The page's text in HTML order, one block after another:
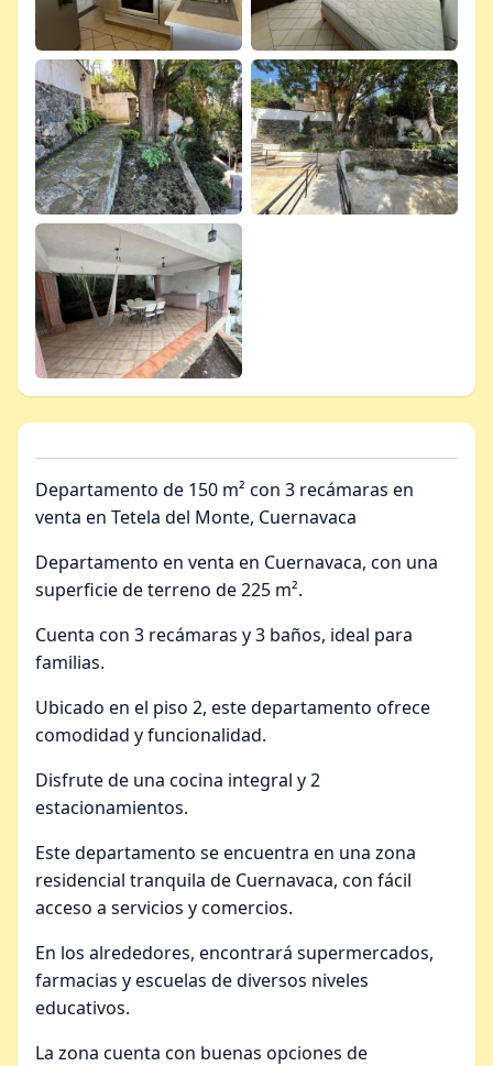
Departamento de 150 m² con 3 recámaras en
venta en Tetela del Monte, Cuernavaca
Departamento en venta en Cuernavaca, con una
superficie de terreno de 225 m².
Cuenta con 3 recámaras y 3 baños, ideal para
familias.
Ubicado en el piso 2, este departamento ofrece
comodidad y funcionalidad.
Disfrute de una cocina integral y 2
estacionamientos.
Este departamento se encuentra en una zona
residencial tranquila de Cuernavaca, con fácil
acceso a servicios y comercios.
En los alrededores, encontrará supermercados,
farmacias y escuelas de diversos niveles
educativos.
La zona cuenta con buenas opciones de